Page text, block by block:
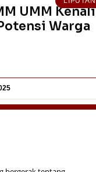
UMM Kenali
Warga